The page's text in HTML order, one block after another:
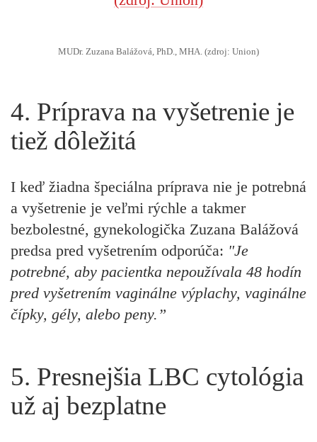
MUDr. Zuzana Balážová, PhD., MHA. (zdroj: Union)
4. Príprava na vyšetrenie je
tiež dôležitá
I keď žiadna špeciálna príprava nie je potrebná
a vyšetrenie je veľmi rýchle a takmer
bezbolestné, gynekologička Zuzana Balážová
predsa pred vyšetrením odporúča: "Je
potrebné, aby pacientka nepoužívala 48 hodín
pred vyšetrením vaginálne výplachy, vaginálne
čípky, gély, alebo peny.”
5. Presnejšia LBC cytológia
už aj bezplatne